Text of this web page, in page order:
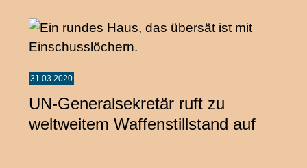
31.03.2020
UN-Generalsekretär ruft zu
weltweitem Waffenstillstand auf